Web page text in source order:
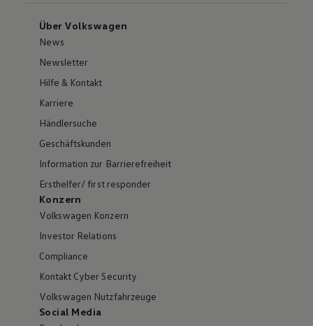
Über Volkswagen
News
Newsletter
Hilfe & Kontakt
Karriere
Händlersuche
Geschäftskunden
Information zur Barrierefreiheit
Ersthelfer/ first responder
Konzern
Volkswagen Konzern
Investor Relations
Compliance
Kontakt Cyber Security
Volkswagen Nutzfahrzeuge
Social Media